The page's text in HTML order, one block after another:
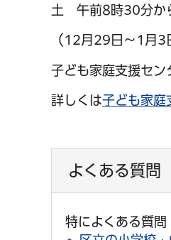
土 午前8時30分か
（12月29日～1月3
子ども家庭支援セン
詳しくは子ども家庭
よくある質問
特によくある質問